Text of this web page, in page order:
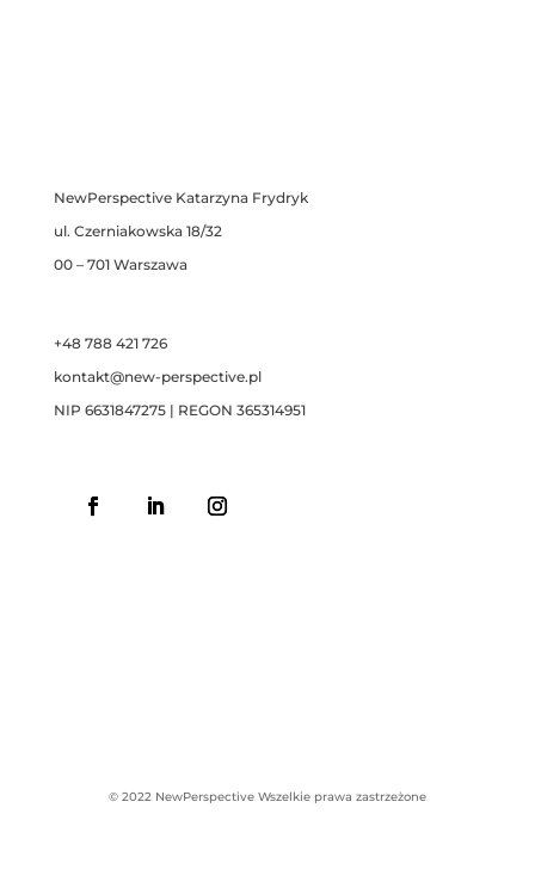
NewPerspective Katarzyna Frydryk
ul. Czerniakowska 18/32
00 – 701 Warszawa
+48 788 421 726
kontakt@new-perspective.pl
NIP 6631847275 | REGON 365314951
© 2022 NewPerspective Wszelkie prawa zastrzeżone